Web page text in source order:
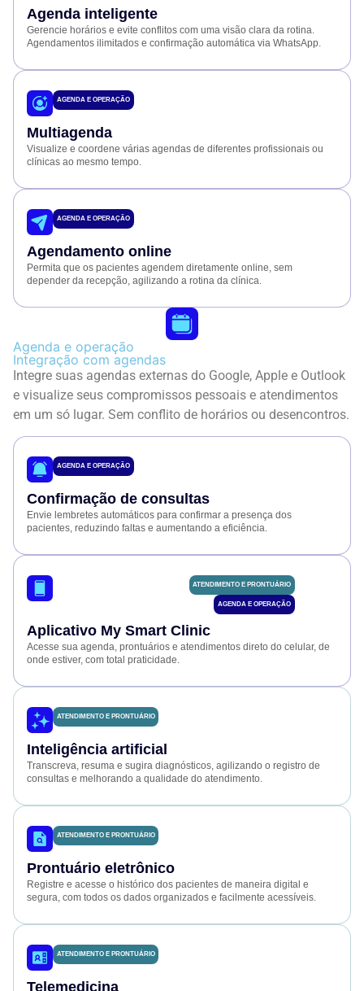
Agenda inteligente
Gerencie horários e evite conflitos com uma visão clara da rotina.
Agendamentos ilimitados e confirmação automática via WhatsApp.
AGENDA E OPERAÇÃO
Multiagenda
Visualize e coordene várias agendas de diferentes profissionais ou
clínicas ao mesmo tempo.
AGENDA E OPERAÇÃO
Agendamento online
Permita que os pacientes agendem diretamente online, sem
depender da recepção, agilizando a rotina da clínica.
Agenda e operação
Integração com agendas
Integre suas agendas externas do Google, Apple e Outlook
e visualize seus compromissos pessoais e atendimentos
em um só lugar. Sem conflito de horários ou desencontros.
AGENDA E OPERAÇÃO
Confirmação de consultas
Envie lembretes automáticos para confirmar a presença dos
pacientes, reduzindo faltas e aumentando a eficiência.
ATENDIMENTO E PRONTUÁRIO
AGENDA E OPERAÇÃO
Aplicativo My Smart Clinic
Acesse sua agenda, prontuários e atendimentos direto do celular, de
onde estiver, com total praticidade.
ATENDIMENTO E PRONTUÁRIO
Inteligência artificial
Transcreva, resuma e sugira diagnósticos, agilizando o registro de
consultas e melhorando a qualidade do atendimento.
ATENDIMENTO E PRONTUÁRIO
Prontuário eletrônico
Registre e acesse o histórico dos pacientes de maneira digital e
segura, com todos os dados organizados e facilmente acessíveis.
ATENDIMENTO E PRONTUÁRIO
Telemedicina